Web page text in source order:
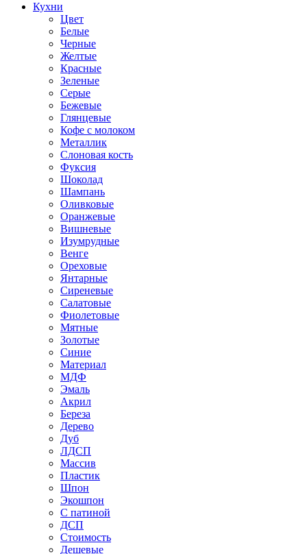
Кухни
Цвет
Белые
Черные
Желтые
Красные
Зеленые
Серые
Бежевые
Глянцевые
Кофе с молоком
Металлик
Слоновая кость
Фуксия
Шоколад
Шампань
Оливковые
Оранжевые
Вишневые
Изумрудные
Венге
Ореховые
Янтарные
Сиреневые
Салатовые
Фиолетовые
Мятные
Золотые
Синие
Материал
МДФ
Эмаль
Акрил
Береза
Дерево
Дуб
ЛДСП
Массив
Пластик
Шпон
Экошпон
С патиной
ДСП
Стоимость
Дешевые